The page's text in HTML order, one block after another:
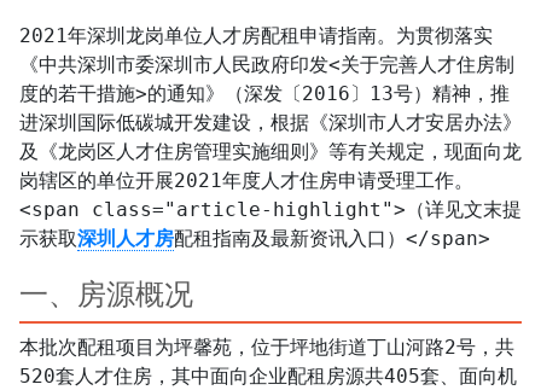
2021年深圳龙岗单位人才房配租申请指南。为贯彻落实
《中共深圳市委深圳市人民政府印发<关于完善人才住房制
度的若干措施>的通知》（深发〔2016〕13号）精神，推
进深圳国际低碳城开发建设，根据《深圳市人才安居办法》
及《龙岗区人才住房管理实施细则》等有关规定，现面向龙
岗辖区的单位开展2021年度人才住房申请受理工作。
<span class="article-highlight">（详见文末提
示获取深圳人才房配租指南及最新资讯入口）</span>
一、房源概况
本批次配租项目为坪馨苑，位于坪地街道丁山河路2号，共
520套人才住房，其中面向企业配租房源共405套、面向机